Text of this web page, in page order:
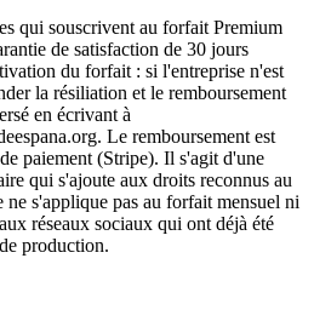
qui souscrivent au forfait Premium
de satisfaction de 30 jours
du forfait : si l'entreprise n'est
la résiliation et le remboursement
en écrivant à
Le remboursement est
paiement (Stripe). Il s'agit d'une
qui s'ajoute aux droits reconnus au
s'applique pas au forfait mensuel ni
réseaux sociaux qui ont déjà été
production.